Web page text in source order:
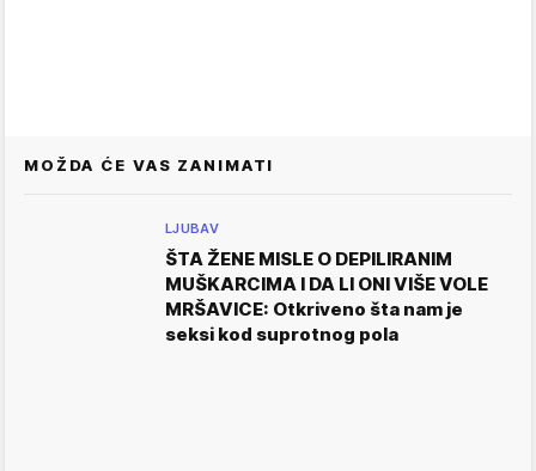
MOŽDA ĆE VAS ZANIMATI
LJUBAV
ŠTA ŽENE MISLE O DEPILIRANIM
MUŠKARCIMA I DA LI ONI VIŠE VOLE
MRŠAVICE: Otkriveno šta nam je
seksi kod suprotnog pola